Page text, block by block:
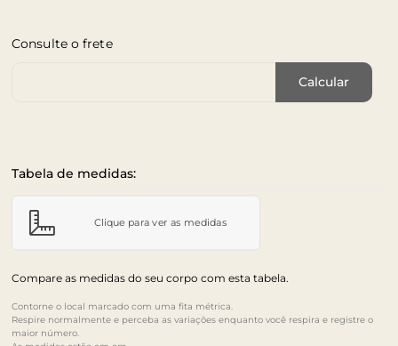
Consulte o frete
Calcular
Tabela de medidas:
Clique para ver as medidas
Compare as medidas do seu corpo com esta tabela.
Contorne o local marcado com uma fita métrica.
Respire normalmente e perceba as variações enquanto você respira e registre o
maior número.